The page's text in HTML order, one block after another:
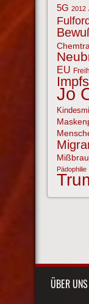
5G 2012
EU
Jo
Pädophilie
ÜBER UNS